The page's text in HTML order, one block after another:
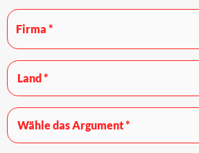
Firma
Land
Wähle
das
Argument*